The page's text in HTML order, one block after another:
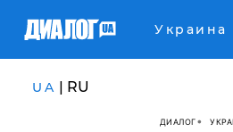
Украина
UA | RU
ДИАЛОГ